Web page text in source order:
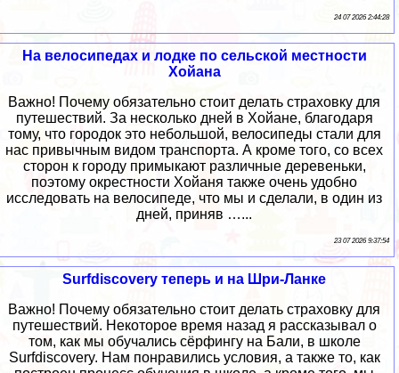
24 07 2026 2:44:28
На велосипедах и лодке по сельской местности
Хойана
Важно! Почему обязательно стоит делать страховку для
путешествий. За несколько дней в Хойане, благодаря
тому, что городок это небольшой, велосипеды стали для
нас привычным видом транспорта. А кроме того, со всех
сторон к городу примыкают различные деревеньки,
поэтому окрестности Хойаня также очень удобно
исследовать на велосипеде, что мы и сделали, в один из
дней, приняв …...
23 07 2026 9:37:54
Surfdiscovery теперь и на Шри-Ланке
Важно! Почему обязательно стоит делать страховку для
путешествий. Некоторое время назад я рассказывал о
том, как мы обучались сёрфингу на Бали, в школе
Surfdiscovery. Нам понравились условия, а также то, как